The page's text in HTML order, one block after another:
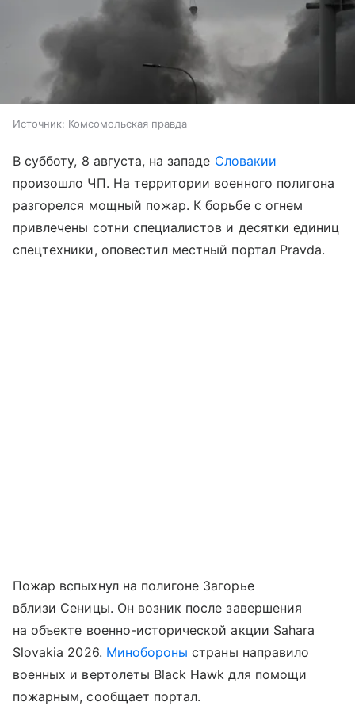
Источник: Комсомольская правда
В субботу, 8 августа, на западе Словакии
произошло ЧП. На территории военного полигона
разгорелся мощный пожар. К борьбе с огнем
привлечены сотни специалистов и десятки единиц
спецтехники, оповестил местный портал Pravda.
Пожар вспыхнул на полигоне Загорье
вблизи Сеницы. Он возник после завершения
на объекте военно-исторической акции Sahara
Slovakia 2026. Минобороны страны направило
военных и вертолеты Black Hawk для помощи
пожарным, сообщает портал.